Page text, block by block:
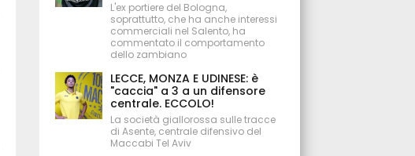
L'ex portiere del Bologna,
soprattutto, che ha anche interessi
commerciali nel Salento, ha
commentato il comportamento
dello zambiano
LECCE, MONZA E UDINESE: è
"caccia" a 3 a un difensore
centrale. ECCOLO!
La società giallorossa sulle tracce
di Asente, centrale difensivo del
Maccabi Tel Aviv